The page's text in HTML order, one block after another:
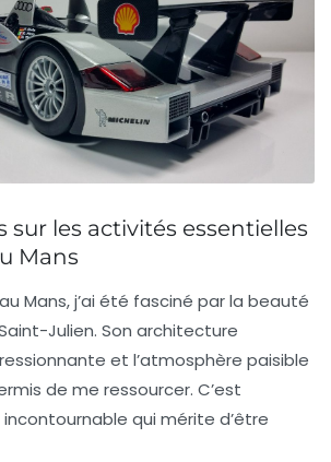
sur les activités essentielles
Mans
Mans, j’ai été fasciné par la beauté
Julien. Son architecture
et l’atmosphère paisible
de me ressourcer. C’est
qui mérite d’être